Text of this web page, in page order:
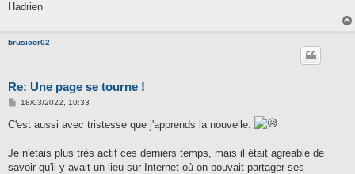
Hadrien
brusicor02
Re: Une page se tourne !
M
s
e
18/03/2022, 10:33
C'est aussi avec tristesse que j'apprends la nouvelle.
Je n'étais plus très actif ces derniers temps, mais il était agréable de
savoir qu'il y avait un lieu sur Internet où on pouvait partager ses